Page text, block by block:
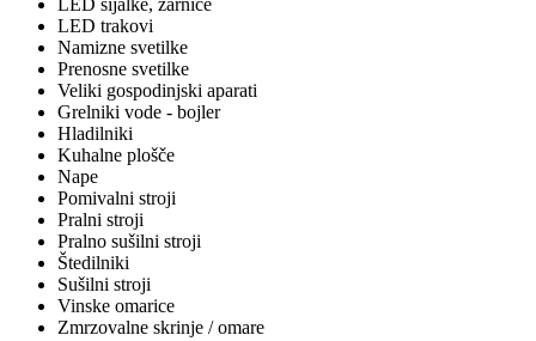
LED sijalke, žarnice
LED trakovi
Namizne svetilke
Prenosne svetilke
Veliki gospodinjski aparati
Grelniki vode - bojler
Hladilniki
Kuhalne plošče
Nape
Pomivalni stroji
Pralni stroji
Pralno sušilni stroji
Štedilniki
Sušilni stroji
Vinske omarice
Zmrzovalne skrinje / omare